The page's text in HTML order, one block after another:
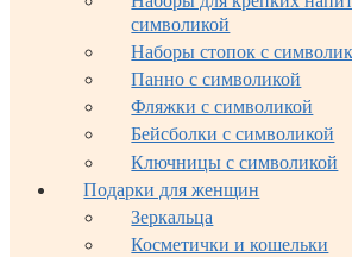
символикой
Наборы стопок с
Панно с символикой
Фляжки с символикой
Бейсболки с символикой
Ключницы с символикой
Подарки для женщин
Зеркальца
Косметички и кошельки